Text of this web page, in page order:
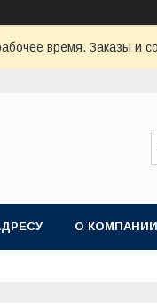
время. Заказы и
О КОМПАНИИ